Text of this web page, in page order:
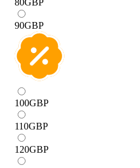
80GBP
90GBP
100GBP
110GBP
120GBP